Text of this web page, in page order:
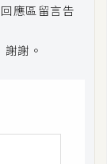
應區留言告
謝。